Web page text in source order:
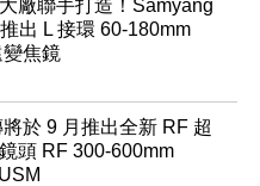
廠聯手打造！Samyang
出 L 接環 60-180mm
變焦鏡
於 9 月推出全新 RF 超
頭 RF 300-600mm